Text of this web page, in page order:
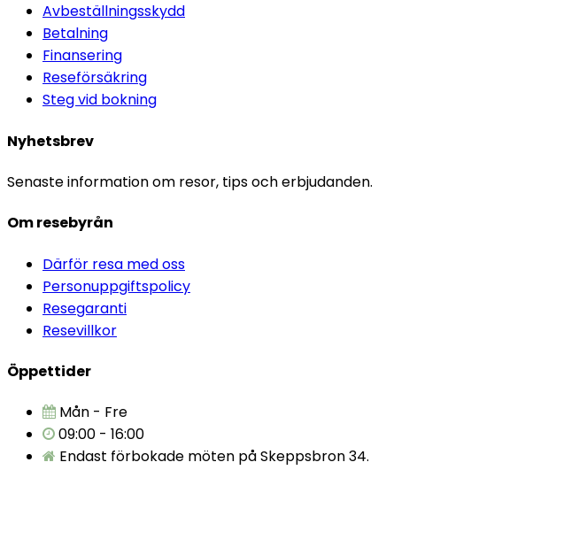
Avbeställningsskydd
Betalning
Finansering
Reseförsäkring
Steg vid bokning
Nyhetsbrev
Senaste information om resor, tips och erbjudanden.
Om resebyrån
Därför resa med oss
Personuppgiftspolicy
Resegaranti
Resevillkor
Öppettider
Mån - Fre
09:00 - 16:00
Endast förbokade möten på Skeppsbron 34.